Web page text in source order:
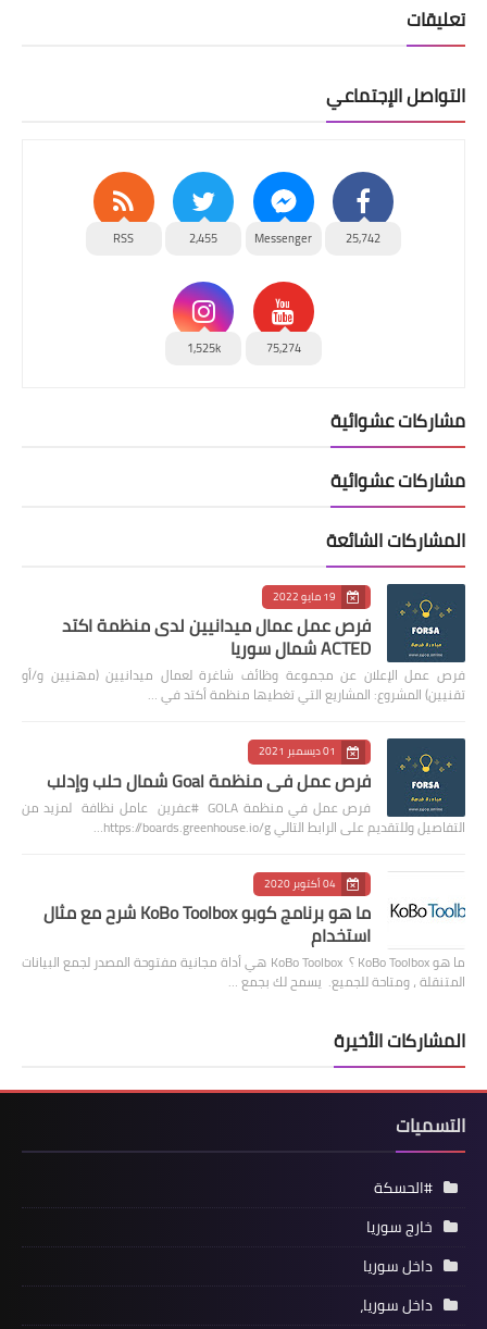
تعليقات
التواصل الإجتماعي
25,742
Messenger
2,455
RSS
75,274
1,525k
مشاركات عشوائية
مشاركات عشوائية
المشاركات الشائعة
19 مايو 2022
فرص عمل عمال ميدانيين لدى منظمة اكتد
ACTED شمال سوريا
فرص عمل الإعلان عن مجموعة وظائف شاغرة لعمال ميدانيين (مهنيين و/أو
تقنيين) المشروع: المشاريع التي تغطيها منظمة أكتد في …
01 ديسمبر 2021
فرص عمل في منظمة Goal شمال حلب وإدلب
فرص عمل في منظمة GOLA #عفرين عامل نظافة لمزيد من
التفاصيل وللتقديم على الرابط التالي https://boards.greenhouse.io/g…
04 أكتوبر 2020
ما هو برنامج كوبو KoBo Toolbox شرح مع مثال
استخدام
ما هو KoBo Toolbox ؟ KoBo Toolbox هي أداة مجانية مفتوحة المصدر لجمع البيانات
المتنقلة ، ومتاحة للجميع. يسمح لك بجمع …
المشاركات الأخيرة
التسميات
#الحسكة
خارج سوريا
داخل سوريا
داخل سوريا،